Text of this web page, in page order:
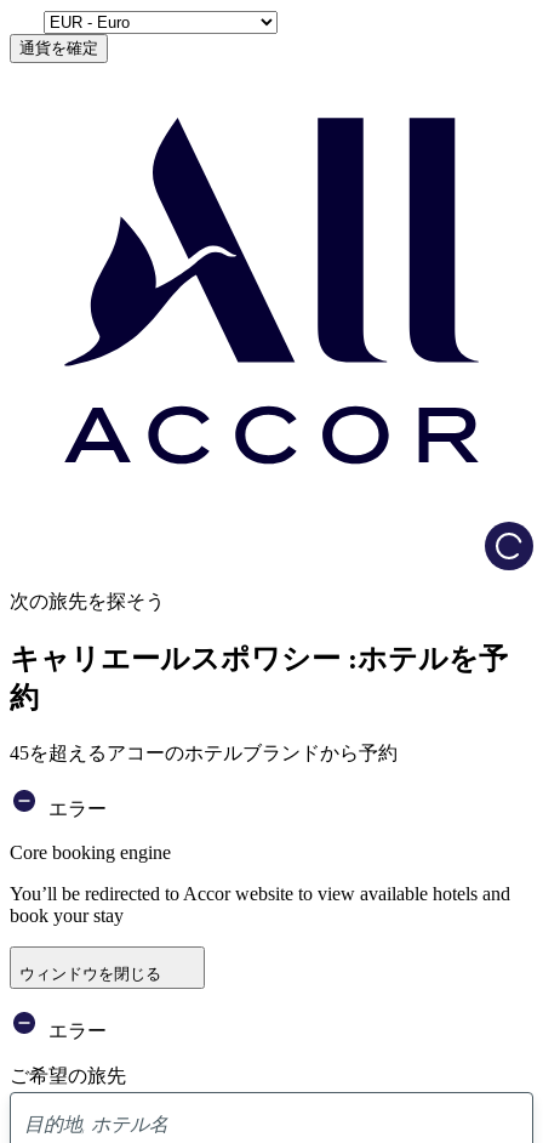
通貨を確定
次の旅先を探そう
キャリエールスポワシー :ホテルを予
約
45を超えるアコーのホテルブランドから予約
エラー
Core booking engine
You’ll be redirected to Accor website to view available hotels and
book your stay
ウィンドウを閉じる
エラー
ご希望の旅先